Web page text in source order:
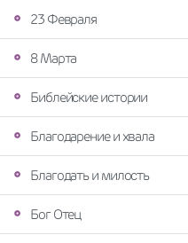
23 Февраля
8 Марта
Библейские истории
Благодарение и хвала
Благодать и милость
Бог Отец